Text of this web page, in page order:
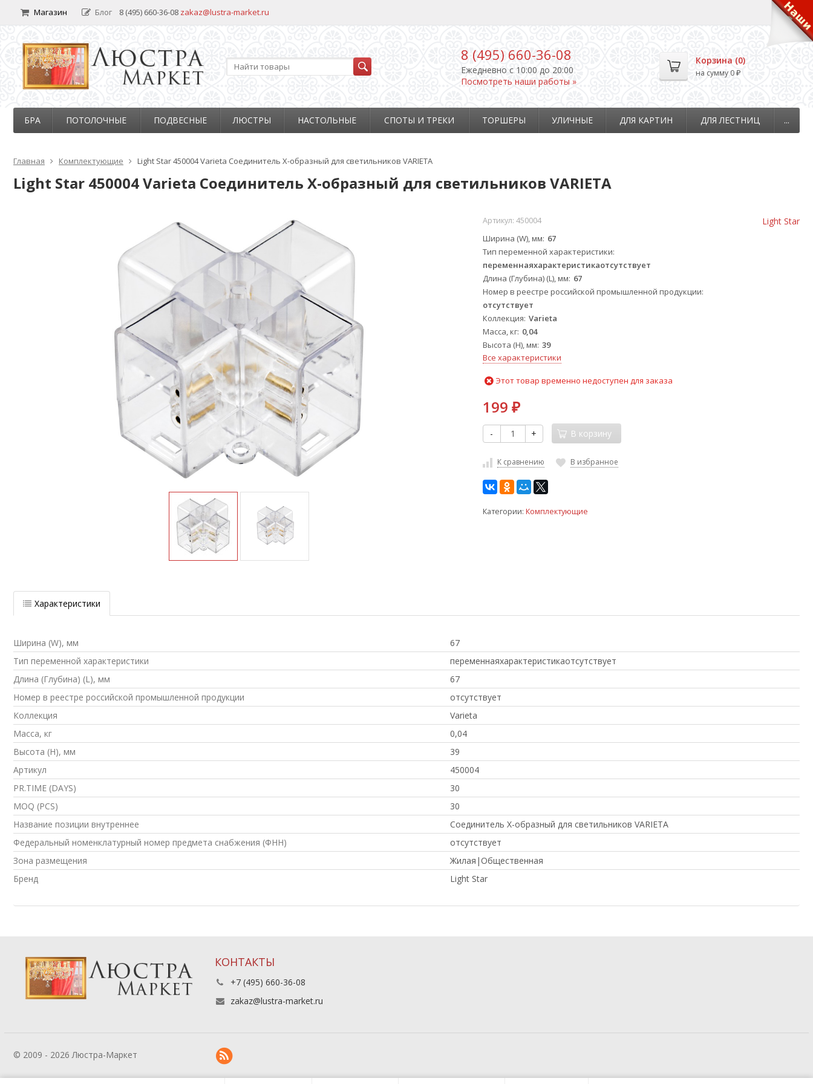
Магазин Блог 8 (495) 660-36-08 zakaz@lustra-market.ru
8 (495) 660-36-08
Ежедневно c 10:00 до 20:00
Посмотреть наши работы »
Корзина (0)
на сумму 0 ₽
БРА ПОТОЛОЧНЫЕ ПОДВЕСНЫЕ ЛЮСТРЫ НАСТОЛЬНЫЕ СПОТЫ И ТРЕКИ ТОРШЕРЫ УЛИЧНЫЕ ДЛЯ КАРТИН ДЛЯ ЛЕСТНИЦ ...
Главная Комплектующие Light Star 450004 Varieta Соединитель X-образный для светильников VARIETA
Light Star 450004 Varieta Соединитель X-образный для светильников VARIETA
Light Star
Артикул: 450004
Ширина (W), мм 67
Тип переменной характеристики
переменнаяхарактеристикаотсутствует
Длина (Глубина) (L), мм 67
Номер в реестре российской промышленной продукции
отсутствует
Коллекция Varieta
Масса, кг 0,04
Высота (H), мм 39
Все характеристики
Этот товар временно недоступен для заказа
199 ₽
- + В корзину
К сравнению В избранное
Категории: Комплектующие
Характеристики
Ширина (W), мм
67
Тип переменной характеристики
переменнаяхарактеристикаотсутствует
Длина (Глубина) (L), мм
67
Номер в реестре российской промышленной продукции
отсутствует
Коллекция
Varieta
Масса, кг
0,04
Высота (H), мм
39
Артикул
450004
PR.TIME (DAYS)
30
MOQ (PCS)
30
Название позиции внутреннее
Соединитель X-образный для светильников VARIETA
Федеральный номенклатурный номер предмета снабжения (ФНН)
отсутствует
Зона размещения
Жилая|Общественная
Бренд
Light Star
КОНТАКТЫ
+7 (495) 660-36-08
zakaz@lustra-market.ru
© 2009 - 2026 Люстра-Маркет